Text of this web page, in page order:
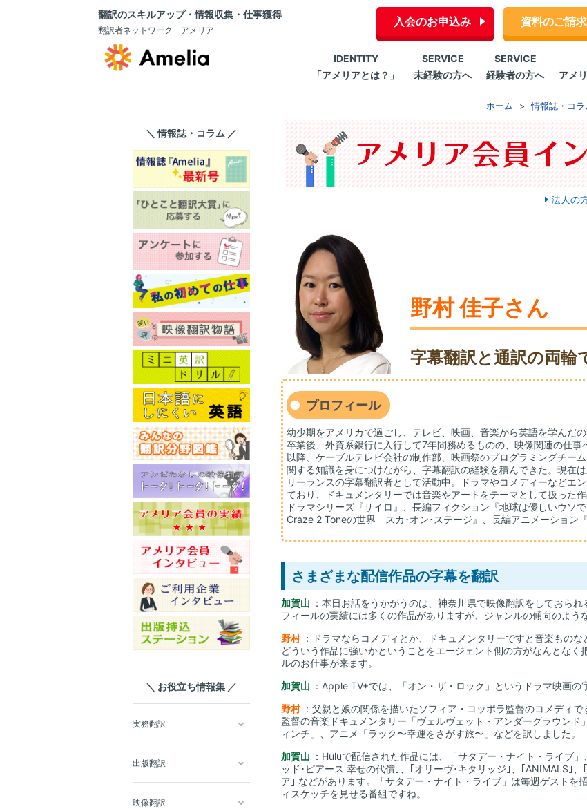
翻訳のスキルアップ・情報収集・仕事獲得
翻訳者ネットワーク アメリア
入会のお申込み 資料のご請求
IDENTITY
「アメリアとは？」
SERVICE
未経験の方へ
SERVICE
経験者の方へ
アメ
ホーム 情報誌・コラ
法人の
野村 佳子さん
字幕翻訳と通訳の両輪
プロフィール
幼少期をアメリカで過ごし、テレビ、映画、音楽から英語を学んだ
卒業後、外資系銀行に入行して7年間務めるものの、映像関連の仕事
以降、ケーブルテレビ会社の制作部、映画祭のプログラミングチー
関する知識を身につけながら、字幕翻訳の経験を積んできた。現在
リーランスの字幕翻訳者として活動中。ドラマやコメディーなどエ
ており、ドキュメンタリーでは音楽やアートをテーマとして扱った
ドラマシリーズ『サイロ』、長編フィクション『地球は優しいウソ
Craze 2 Toneの世界 スカ･オン･ステージ』、長編アニメーション
さまざまな配信作品の字幕を翻訳
加賀山 ：本日お話をうかがうのは、神奈川県で映像翻訳をしておら
フィールの実績には多くの作品がありますが、ジャンルの傾向のよう
野村 ：ドラマならコメディとか、ドキュメンタリーですと音楽もの
どういう作品に強いかということをエージェント側の方がなんとな
ルのお仕事が来ます。
加賀山 ：Apple TV+では、「オン・ザ・ロック」というドラマ映画の
野村 ：父親と娘の関係を描いたソフィア・コッポラ監督のコメディ
監督の音楽ドキュメンタリー「ヴェルヴェット・アンダーグラウン
ィンチ」、アニメ「ラック〜幸運をさがす旅〜」などを訳しました。
加賀山 ：Huluで配信された作品には、「サタデー・ナイト・ライブ」
ッド･ピアース 幸せの代償｣、｢オリーヴ･キタリッジ｣、｢ANIMALS｣、
ア｣ などがあります。「サタデー・ナイト・ライブ」は毎週ゲストを
ィスケッチを見せる番組ですね。
＼ 情報誌・コラム ／
＼ お役立ち情報集 ／
実務翻訳
出版翻訳
映像翻訳